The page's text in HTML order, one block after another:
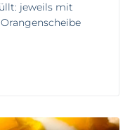
jeweils mit